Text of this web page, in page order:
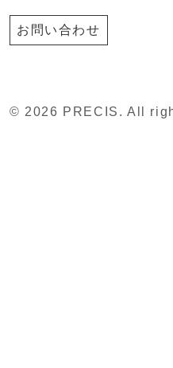
お問い合わせ
© 2026 PRECIS. All